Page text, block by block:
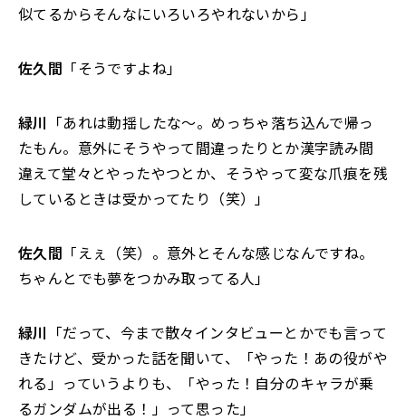
似てるからそんなにいろいろやれないから」
佐久間 「そうですよね」
緑川 「あれは動揺したな～。めっちゃ落ち込んで帰っ
たもん。意外にそうやって間違ったりとか漢字読み間
違えて堂々とやったやつとか、そうやって変な爪痕を残
しているときは受かってたり（笑）」
佐久間 「えぇ（笑）。意外とそんな感じなんですね。
ちゃんとでも夢をつかみ取ってる人」
緑川 「だって、今まで散々インタビューとかでも言って
きたけど、受かった話を聞いて、「やった！あの役がや
れる」っていうよりも、「やった！自分のキャラが乗
るガンダムが出る！」って思った」